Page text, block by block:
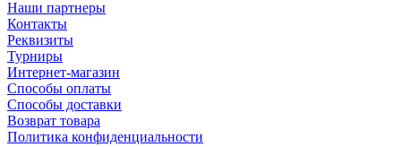
Наши партнеры
Контакты
Реквизиты
Турниры
Интернет-магазин
Способы оплаты
Способы доставки
Возврат товара
Политика конфиденциальности